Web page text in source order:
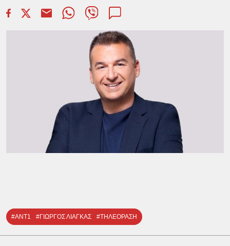
#ΑΝΤ1 #ΓΙΩΡΓΟΣ ΛΙΑΓΚΑΣ #ΤΗΛΕΟΡΑΣΗ